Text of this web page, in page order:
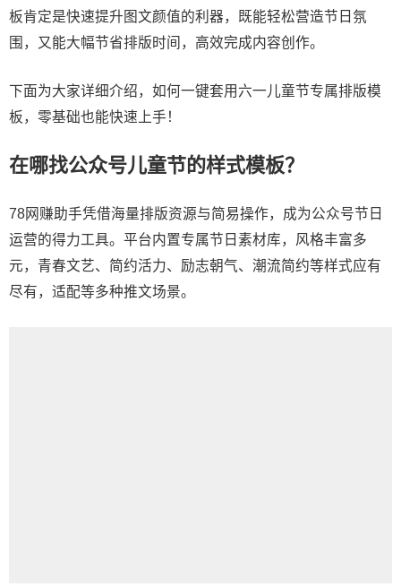
板肯定是快速提升图文颜值的利器，既能轻松营造节日氛
围，又能大幅节省排版时间，高效完成内容创作。
下面为大家详细介绍，如何一键套用六一儿童节专属排版模
板，零基础也能快速上手！
在哪找公众号儿童节的样式模板？
78网赚助手凭借海量排版资源与简易操作，成为公众号节日
运营的得力工具。平台内置专属节日素材库，风格丰富多
元，青春文艺、简约活力、励志朝气、潮流简约等样式应有
尽有，适配等多种推文场景。